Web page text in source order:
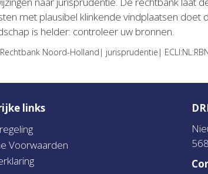
met plausibel klinkende vindplaatsen doet
is helder: controleer uw bronnen.
Noord-Holland| jurisprudentie|
links
Voorwaarden